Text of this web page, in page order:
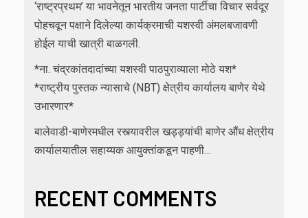
‘राष्ट्रप्रथम’ या भावनेतून भारतीय जनता पार्टीचा विचार सर्वदूर
पोहचवून पक्षाने दिलेल्या कार्यक्रमाची यशस्वी अंमलबजावणी
होईल याची खात्री बाळगली.
*ना. चंद्रकांतदादांच्या यशस्वी पाठपुराव्याला मोठे यश*
*राष्ट्रीय पुस्तक न्यासाचे (NBT) क्षेत्रीय कार्यालय बाणेर येथे
उभारणार*
बालेवाडी-बाणेरमधील रस्त्यावरील खड्ड्यांची बाणेर औंध क्षेत्रीय
कार्यालयातील सहाय्यक आयुक्तांकडून पाहणी…
RECENT COMMENTS